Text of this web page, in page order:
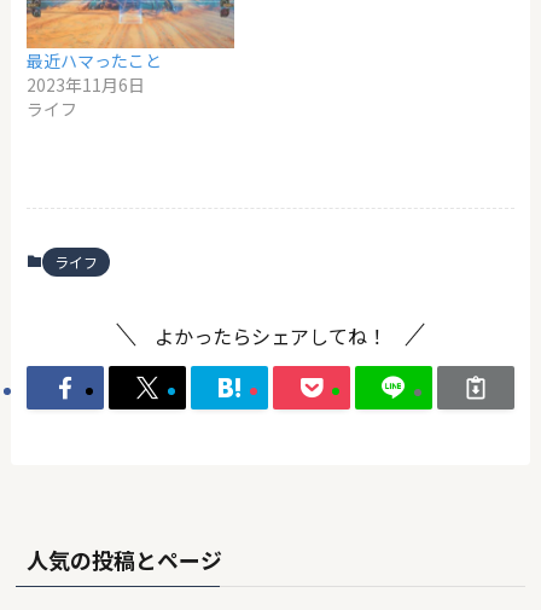
最近ハマったこと
2023年11月6日
ライフ
ライフ
よかったらシェアしてね！
人気の投稿とページ